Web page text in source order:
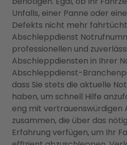
Unfalls, einer Panne oder
Defekts nicht mehr
Abschleppdienst
professionellen und
Abschleppdiensten in Ihrer
Abschleppdienst-
dass Sie stets die aktuelle
haben, um schnell Hilfe
eng mit vertrauenswürdigen
zusammen, die über das
Erfahrung verfügen, um Ihr